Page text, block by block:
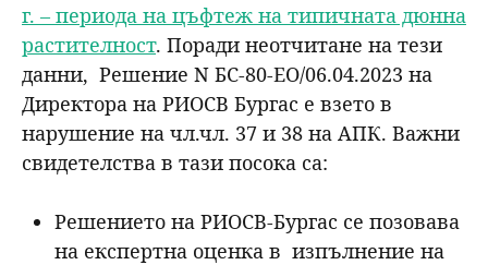
г. – периода на цъфтеж на типичната дюнна
растителност. Поради неотчитане на тези
данни, Решение N БС-80-ЕО/06.04.2023 на
Директора на РИОСВ Бургас е взето в
нарушение на чл.чл. 37 и 38 на АПК. Важни
свидетелства в тази посока са:
Решението на РИОСВ-Бургас се позовава
на експертна оценка в изпълнение на